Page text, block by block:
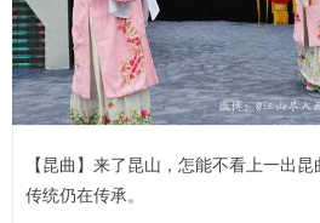
【昆曲】来了昆山，怎能不看上一出
传统仍在传承。